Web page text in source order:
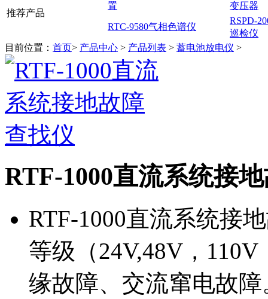
推荐产品
置
变压器
RTC-9580气相色谱仪
RSPD-
巡检仪
目前位置： 首页> 产品中心 > 产品列表 > 蓄电池放电仪 >
RTF-1000直流系统接
RTF-1000直流系统接
等级（24V,48V，
缘故障、交流窜电故障